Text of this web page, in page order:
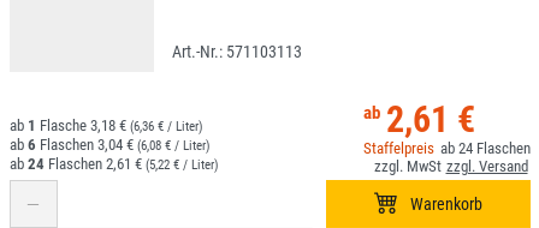
571103113
2,61 €
24
1 3,18 € (6,36 € / Liter)
6 3,04 € (6,08 € / Liter)
24 2,61 € (5,22 € / Liter)